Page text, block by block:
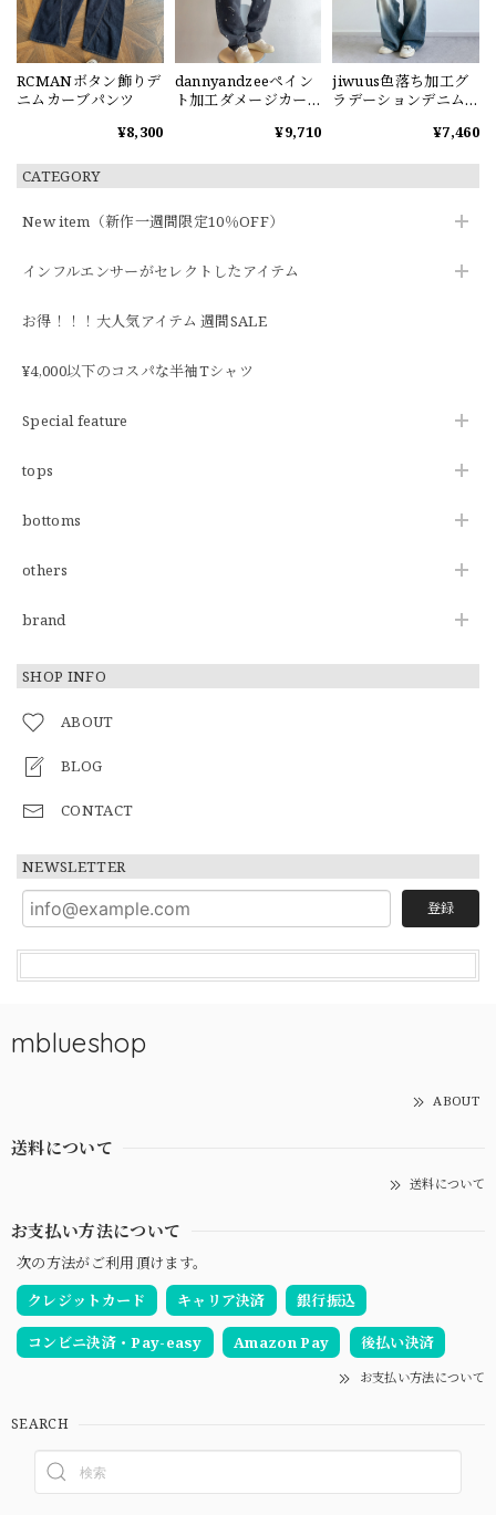
CATEGORY
New item（新作一週間限定10％OFF）
インフルエンサーがセレクトしたアイテム
お得！！！大人気アイテム 週間SALE
¥4,000以下のコスパな半袖Tシャツ
Special feature
tops
bottoms
others
brand
SHOP INFO
ABOUT
BLOG
CONTACT
NEWSLETTER
登録
RCMANボタン飾りデ
ニムカーブパンツ
¥8,300
dannyandzeeペイン
ト加工ダメージカー
¥9,710
jiwuus色落ち加工グ
ラデーションデニム
¥7,460
mblueshop
ABOUT
送料について
送料について
お支払い方法について
次の方法がご利用頂けます。
クレジットカード
キャリア決済 銀行振込
コンビニ決済・Pay-easy Amazon Pay 後払い決済
お支払い方法について
SEARCH